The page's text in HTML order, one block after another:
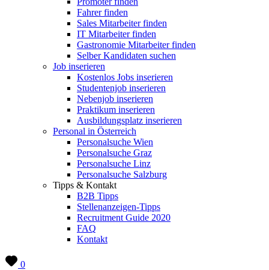
Fahrer finden
Sales Mitarbeiter finden
IT Mitarbeiter finden
Gastronomie Mitarbeiter finden
Selber Kandidaten suchen
Job inserieren
Kostenlos Jobs inserieren
Studentenjob inserieren
Nebenjob inserieren
Praktikum inserieren
Ausbildungsplatz inserieren
Personal in Österreich
Personalsuche Wien
Personalsuche Graz
Personalsuche Linz
Personalsuche Salzburg
Tipps & Kontakt
B2B Tipps
Stellenanzeigen-Tipps
Recruitment Guide 2020
FAQ
Kontakt
0